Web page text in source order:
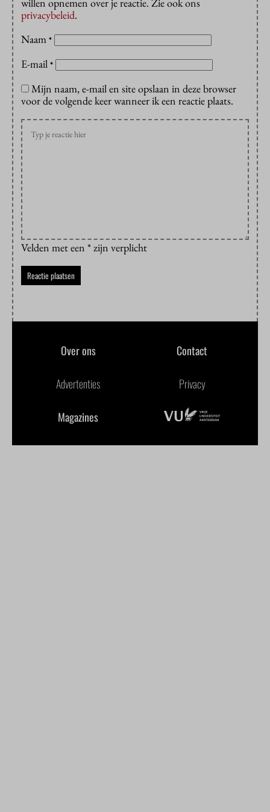
privacybeleid.
Naam *
E-mail *
Mijn naam, e-mail en site opslaan in deze browser
voor de volgende keer wanneer ik een reactie plaats.
Velden met een * zijn verplicht
Over ons Contact
Advertenties Privacy
Magazines